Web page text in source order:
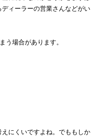
ィーラーの営業さんなどがい
う場合があります。
にくいですよね。でももしか